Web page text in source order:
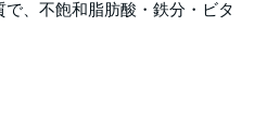
、不飽和脂肪酸・鉄分・ビタ